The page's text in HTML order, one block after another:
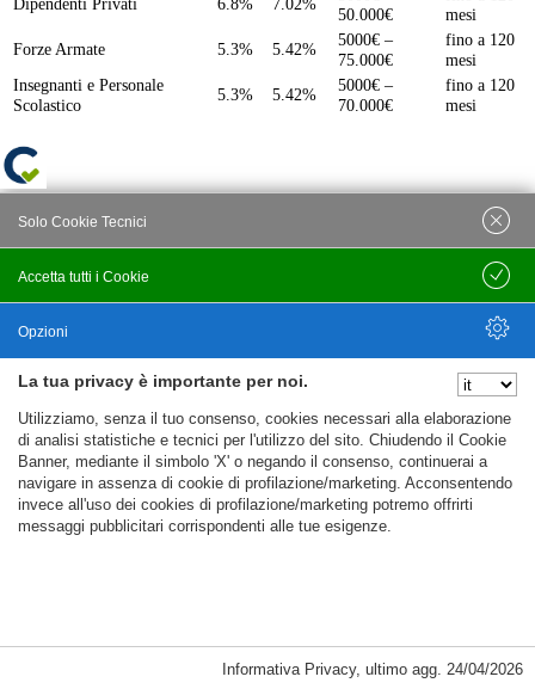
50.000€
mesi
Forze Armate
5.3% 5.42%
5000€ –
75.000€
fino a 120
mesi
Insegnanti e Personale
Scolastico
5.3% 5.42%
5000€ –
70.000€
fino a 120
mesi
La tua privacy è importante per noi.
Utilizziamo, senza il tuo consenso, cookies necessari alla elaborazione
di analisi statistiche e tecnici per l'utilizzo del sito. Chiudendo il Cookie
Banner, mediante il simbolo 'X' o negando il consenso, continuerai a
navigare in assenza di cookie di profilazione/marketing. Acconsentendo
invece all'uso dei cookies di profilazione/marketing potremo offrirti
messaggi pubblicitari corrispondenti alle tue esigenze.
Cookie Necessari, Tecnici di Sessione
Accetta tutti i Cookie
Solo Cookie Tecnici
Salva
Opzioni
Nascondi Opzioni
Informativa Privacy, ultimo agg. 24/04/2026